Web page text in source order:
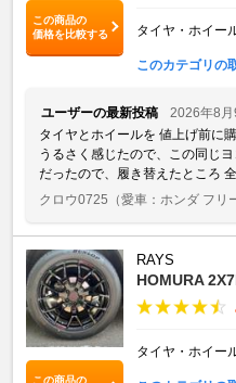
この商品の
価格を比較する
タイヤ・ホイー
このカテゴリの
ユーザーの最新投稿
2026年8月
タイヤとホイールを 値上げ前に
うるさく感じたので、この同じ
だったので、履き替えたところ
クロウ0725 （愛車：ホンダ フリ
この商品の
RAYS
HOMURA
タイヤ・ホイー